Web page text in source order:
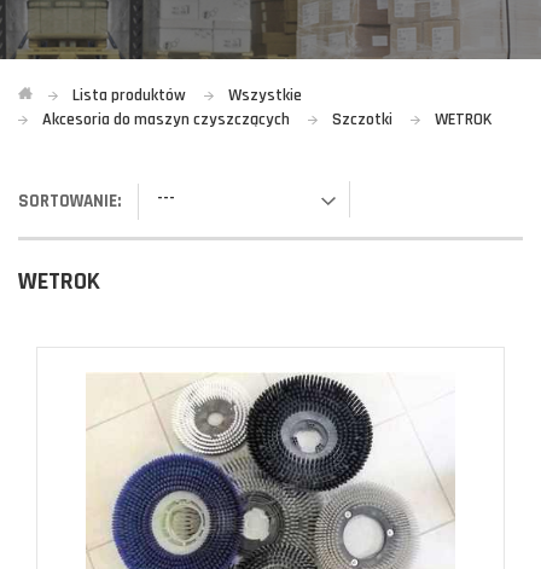
Lista produktów
Wszystkie
Akcesoria do maszyn czyszczących
Szczotki WETROK
SORTOWANIE: ---
WETROK